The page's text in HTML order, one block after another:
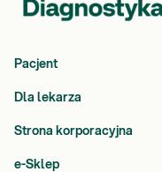
Pacjent
Dla lekarza
Strona korporacyjna
e-Sklep